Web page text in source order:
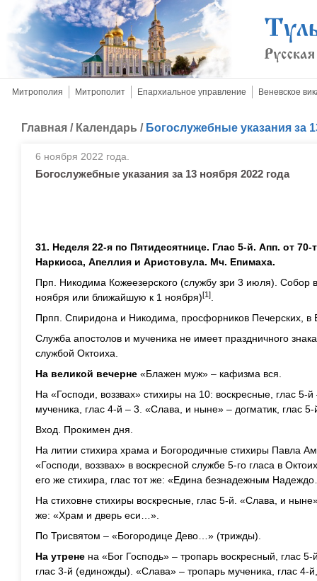
Митрополия Митрополит Епархиальное управление Веневское
Главная / Календарь / Богослужебные указания за
6 ноября 2022 года.
Богослужебные указания за 13 ноября 2022 года
31. Неделя 22-я по Пятидесятнице. Глас 5-й. Апп. от
Наркисса, Апеллия и Аристовула. Мч. Епимаха.
Прп. Никодима Кожеезерского (службу зри 3 июля). Собор
ноября или ближайшую к 1 ноября)[1]
Прпп. Спиридона и Никодима, просфорников Печерских,
Служба апостолов и мученика не имеет праздничного
службой Октоиха.
На великой вечерне «Блажен муж» – кафизма вся.
На «Господи, воззвах» стихиры на 10: воскресные, глас 5-
мученика, глас 4-й – 3. «Слава, и ныне» – догматик, глас
Вход. Прокимен дня.
На литии стихира храма и Богородичные стихиры Павла
«Господи, воззвах» в воскресной службе 5-го гласа в
его же стихира, глас тот же: «Едина безнадежным
На стиховне стихиры воскресные, глас 5-й. «Слава, и
же: «Храм и дверь еси…».
По Трисвятом – «Богородице Дево…» (трижды).
На утрене на «Бог Господь» – тропарь воскресный, глас
глас 3-й (единожды). «Слава» – тропарь мученика, глас 4-